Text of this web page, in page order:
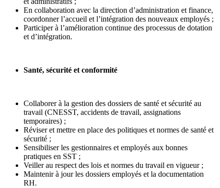
En collaboration avec la direction d’administration et finance,
coordonner l’accueil et l’intégration des nouveaux employés ;
Participer à l’amélioration continue des processus de dotation
et d’intégration.
Santé, sécurité et conformité
Collaborer à la gestion des dossiers de santé et sécurité au
travail (CNESST, accidents de travail, assignations
temporaires) ;
Réviser et mettre en place des politiques et normes de santé et
sécurité ;
Sensibiliser les gestionnaires et employés aux bonnes
pratiques en SST ;
Veiller au respect des lois et normes du travail en vigueur ;
Maintenir à jour les dossiers employés et la documentation
RH.